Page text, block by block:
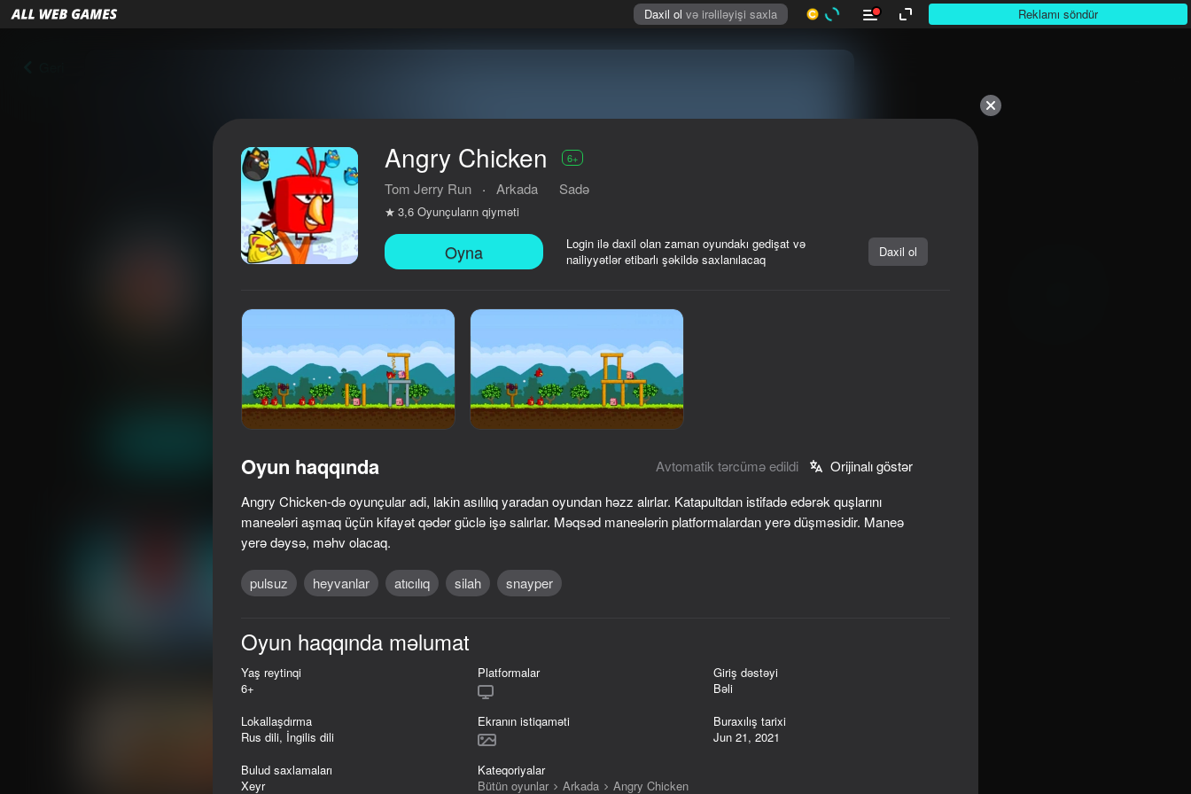
Daxil ol və irəliləyişi saxla Reklamı söndür
Angry Chicken
Oyunçuların qiyməti 6+
Tom Jerry Run
55
No, I'm not a Plankton
the Demon!
56 46
Angry Chicken 6+
Tom Jerry Run · Arkada Sadə
3,6 Oyunçuların qiyməti
Oyna
Login ilə daxil olan zaman oyundakı gedişat və
nailiyyətlər etibarlı şəkildə saxlanılacaq
Daxil ol
Oyun haqqında Avtomatik tərcümə edildi
Orijinalı göstər
Angry Chicken-də oyunçular adi, lakin asılılıq yaradan oyundan həzz alırlar. Katapultdan istifadə edərək quşlarını
maneələri aşmaq üçün kifayət qədər güclə işə salırlar. Məqsəd maneələrin platformalardan yerə düşməsidir. Maneə
yerə dəysə, məhv olacaq.
pulsuz heyvanlar atıcılıq silah snayper
Oyun haqqında məlumat
Yaş reytinqi
6+
Platformalar
Giriş dəstəyi
Bəli
Lokallaşdırma
Rus dili, İngilis dili
Ekranın istiqaməti
Buraxılış tarixi
Jun 21, 2021
Bulud saxlamaları
Xeyr
Kateqoriyalar
Bütün oyunlar
Arkada Angry Chicken